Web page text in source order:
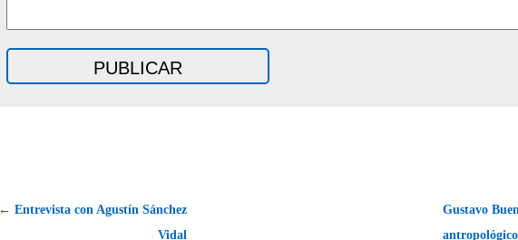
← Entrevista con Agustín Sánchez
Vidal
Gustavo